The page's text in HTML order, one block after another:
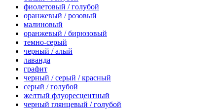
фиолетовый / голубой
оранжевый / розовый
малиновый
оранжевый / бирюзовый
темно-серый
черный / алый
лаванда
графит
черный / серый / красный
серый / голубой
желтый флуоресцентный
черный глянцевый / голубой